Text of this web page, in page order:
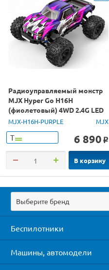
Радиоуправляемый монстр
MJX Hyper Go H16H
(фиолетовый) 4WD 2.4G LED
GPS 1/16 RTR
MJX-H16H-PURPLE MJX
Т 6 890 o
В корзину
Выберите бренд
Беспилотники
Машины, автомодели